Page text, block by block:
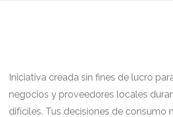
Iniciativa creada sin fines de lucro
negocios y proveedores locales
difíciles. Tus decisiones de consumo